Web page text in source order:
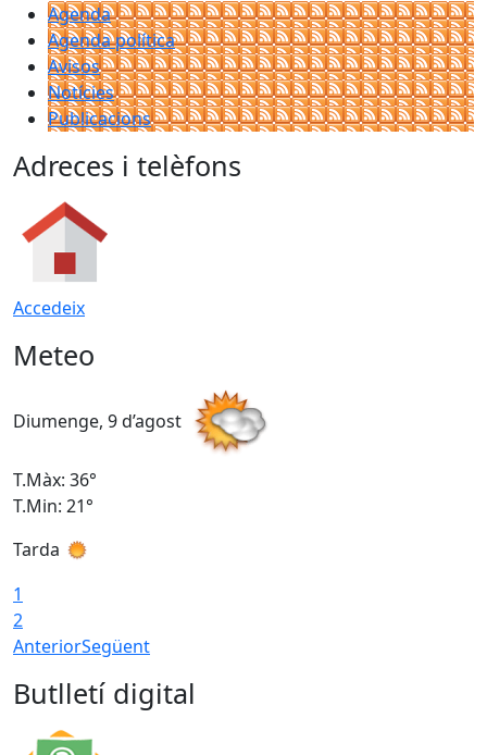
Agenda
Agenda política
Avisos
Notícies
Publicacions
Adreces i telèfons
Accedeix
Meteo
Diumenge, 9 d’agost
T.Màx: 36°
T.Min: 21°
Tarda
1
2
AnteriorSegüent
Butlletí digital